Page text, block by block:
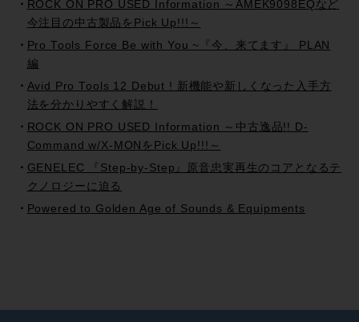
ROCK ON PRO USED Information ～AMEK9098EQなど
今注目の中古製品をPick Up!!!～
Pro Tools Force Be with You ~『今、来てます』 PLAN
編
Avid Pro Tools 12 Debut ! 新機能や新しくなった入手方
法を分かりやすく解説！
ROCK ON PRO USED Information ～中古逸品!! D-
Command w/X-MONをPick Up!!!～
GENELEC 『Step-by-Step』原音忠実再生のコアとなるテ
クノロジーに迫る
Powered to Golden Age of Sounds & Equipments